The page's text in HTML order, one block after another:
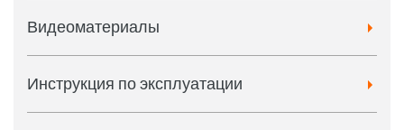
Видеоматериалы
Инструкция по эксплуатации